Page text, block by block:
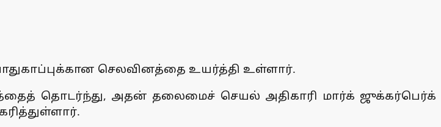
செலவினத்தை உயர்த்தி உள்ளார்.
தொடர்ந்து, அதன் தலைமைச் செயல் அதிகாரி மார்க் ஜுக்கர்பெர்க்